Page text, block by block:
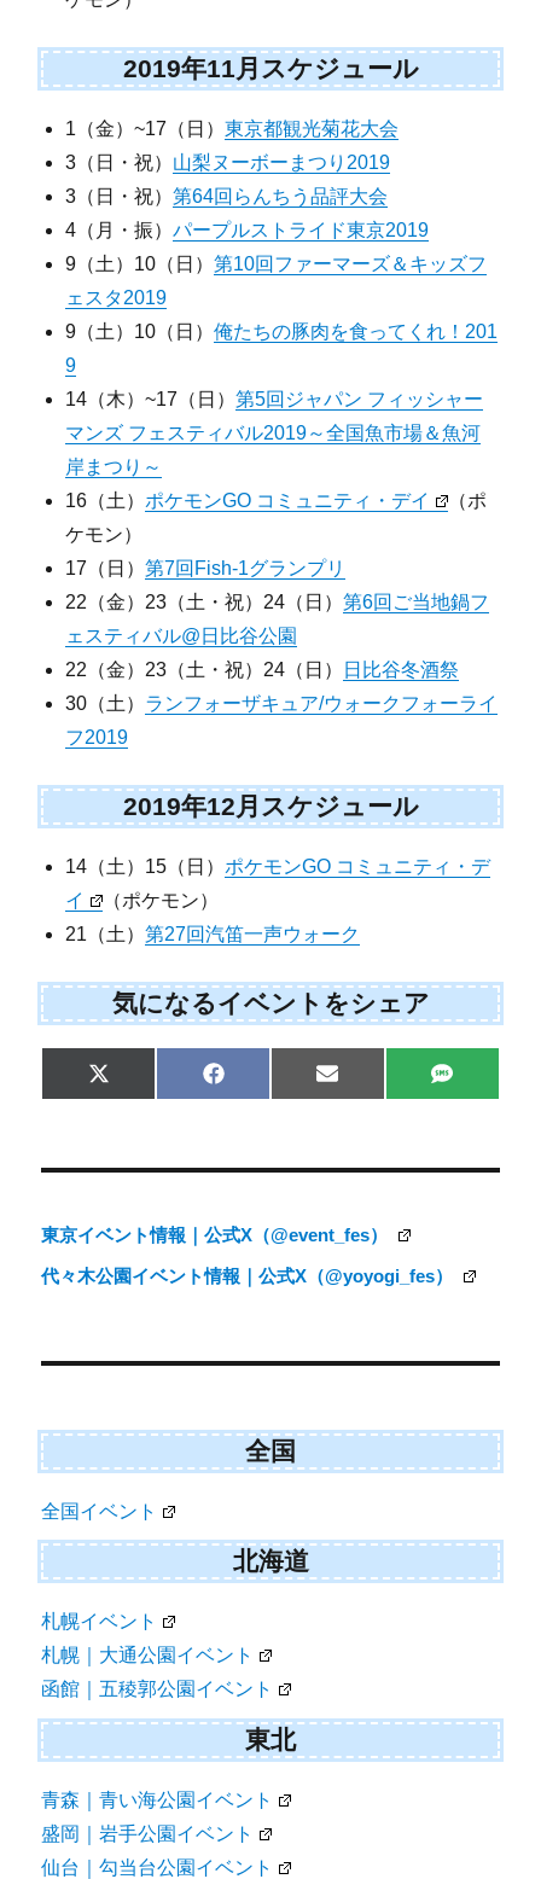
2019年11月スケジュール
1（金）~17（日）東京都観光菊花大会
3（日・祝） 山梨ヌーボーまつり2019
3（日・祝）第64回らんちう品評大会
4（月・振）パープルストライド東京2019
9（土）10（日）第10回ファーマーズ＆キッズフ
ェスタ2019
9（土）10（日）俺たちの豚肉を食ってくれ！201
9
14（木）~17（日）第5回ジャパン フィッシャー
マンズ フェスティバル2019～全国魚市場＆魚河
岸まつり～
16（土） ポケモンGO コミュニティ・デイ
（ポ
ケモン）
17（日）第7回Fish-1グランプリ
22（金）23（土・祝）24（日）第6回ご当地鍋フ
ェスティバル@日比谷公園
22（金）23（土・祝）24（日）
日比谷冬酒祭
30（土） ランフォーザキュア/ウォークフォーライ
フ2019
2019年12月スケジュール
14（土）15（日） ポケモンGO コミュニティ・デ
イ
（ポケモン）
21（土）第27回汽笛一声ウォーク
気になるイベントをシェア
Share
on
X
(
t
r
Share
on
F
a
o
Share
on
E
m
Share
on
S
M
東京イベント情報｜公式X（@event_fes）
代々木公園イベント情報｜公式X（@yoyogi_fes）
全国
全国イベント
北海道
札幌イベント
札幌｜大通公園イベント
函館｜五稜郭公園イベント
東北
青森｜青い海公園イベント
盛岡｜岩手公園イベント
仙台｜勾当台公園イベント